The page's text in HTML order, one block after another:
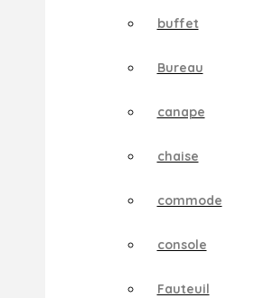
buffet
Bureau
canape
chaise
commode
console
Fauteuil